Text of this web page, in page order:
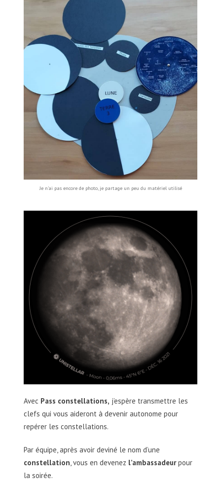
Je n’ai pas encore de photo, je partage un peu du matériel utilisé
Avec Pass constellations, j’espère transmettre les
clefs qui vous aideront à devenir autonome pour
repérer les constellations.
Par équipe, après avoir deviné le nom d’une
constellation, vous en devenez l’ambassadeurpour
la soirée.